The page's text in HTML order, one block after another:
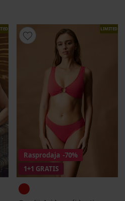
LIMITED
Rasprodaja -70%
1+1 GRATIS